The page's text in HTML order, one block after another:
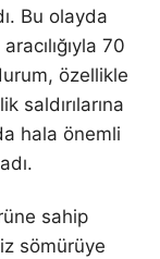
Bu olayda
70
özellikle
saldırılarına
hala önemli
sahip
sömürüye